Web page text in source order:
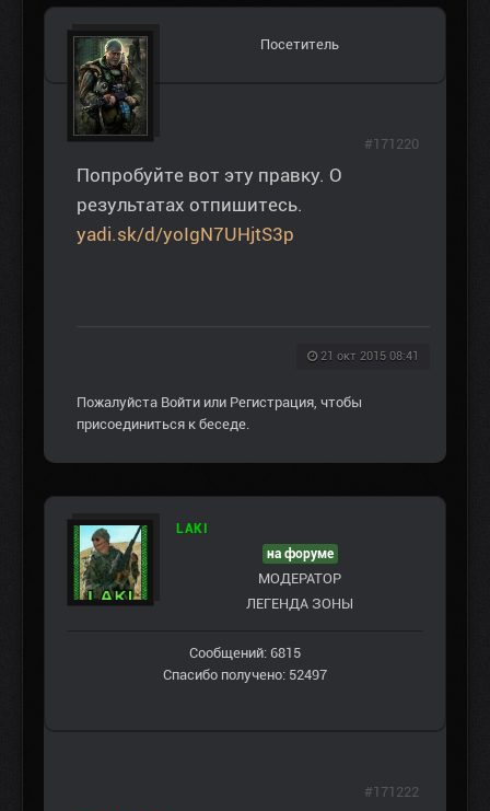
Посетитель
Попробуйте вот эту правку. О
результатах отпишитесь.
yadi.sk/d/yoIgN7UHjtS3p
21 окт 2015 08:41
#171220
Пожалуйста Войти или Регистрация, чтобы
присоединиться к беседе.
LAKI
на форуме
МОДЕРАТОР
ЛЕГЕНДА ЗОНЫ
Сообщений: 6815
Спасибо получено: 52497
#171222